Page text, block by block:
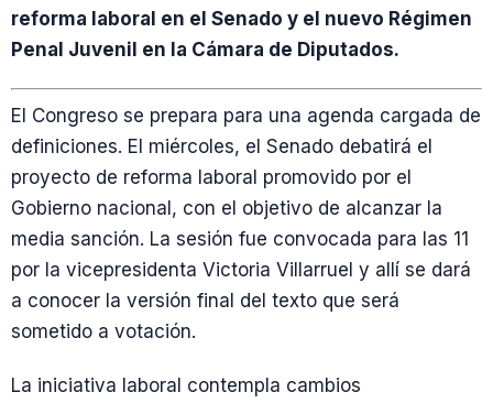
reforma laboral en el Senado y el nuevo Régimen
Penal Juvenil en la Cámara de Diputados.
El Congreso se prepara para una agenda cargada de
definiciones. El miércoles, el Senado debatirá el
proyecto de reforma laboral promovido por el
Gobierno nacional, con el objetivo de alcanzar la
media sanción. La sesión fue convocada para las 11
por la vicepresidenta Victoria Villarruel y allí se dará
a conocer la versión final del texto que será
sometido a votación.
La iniciativa laboral contempla cambios